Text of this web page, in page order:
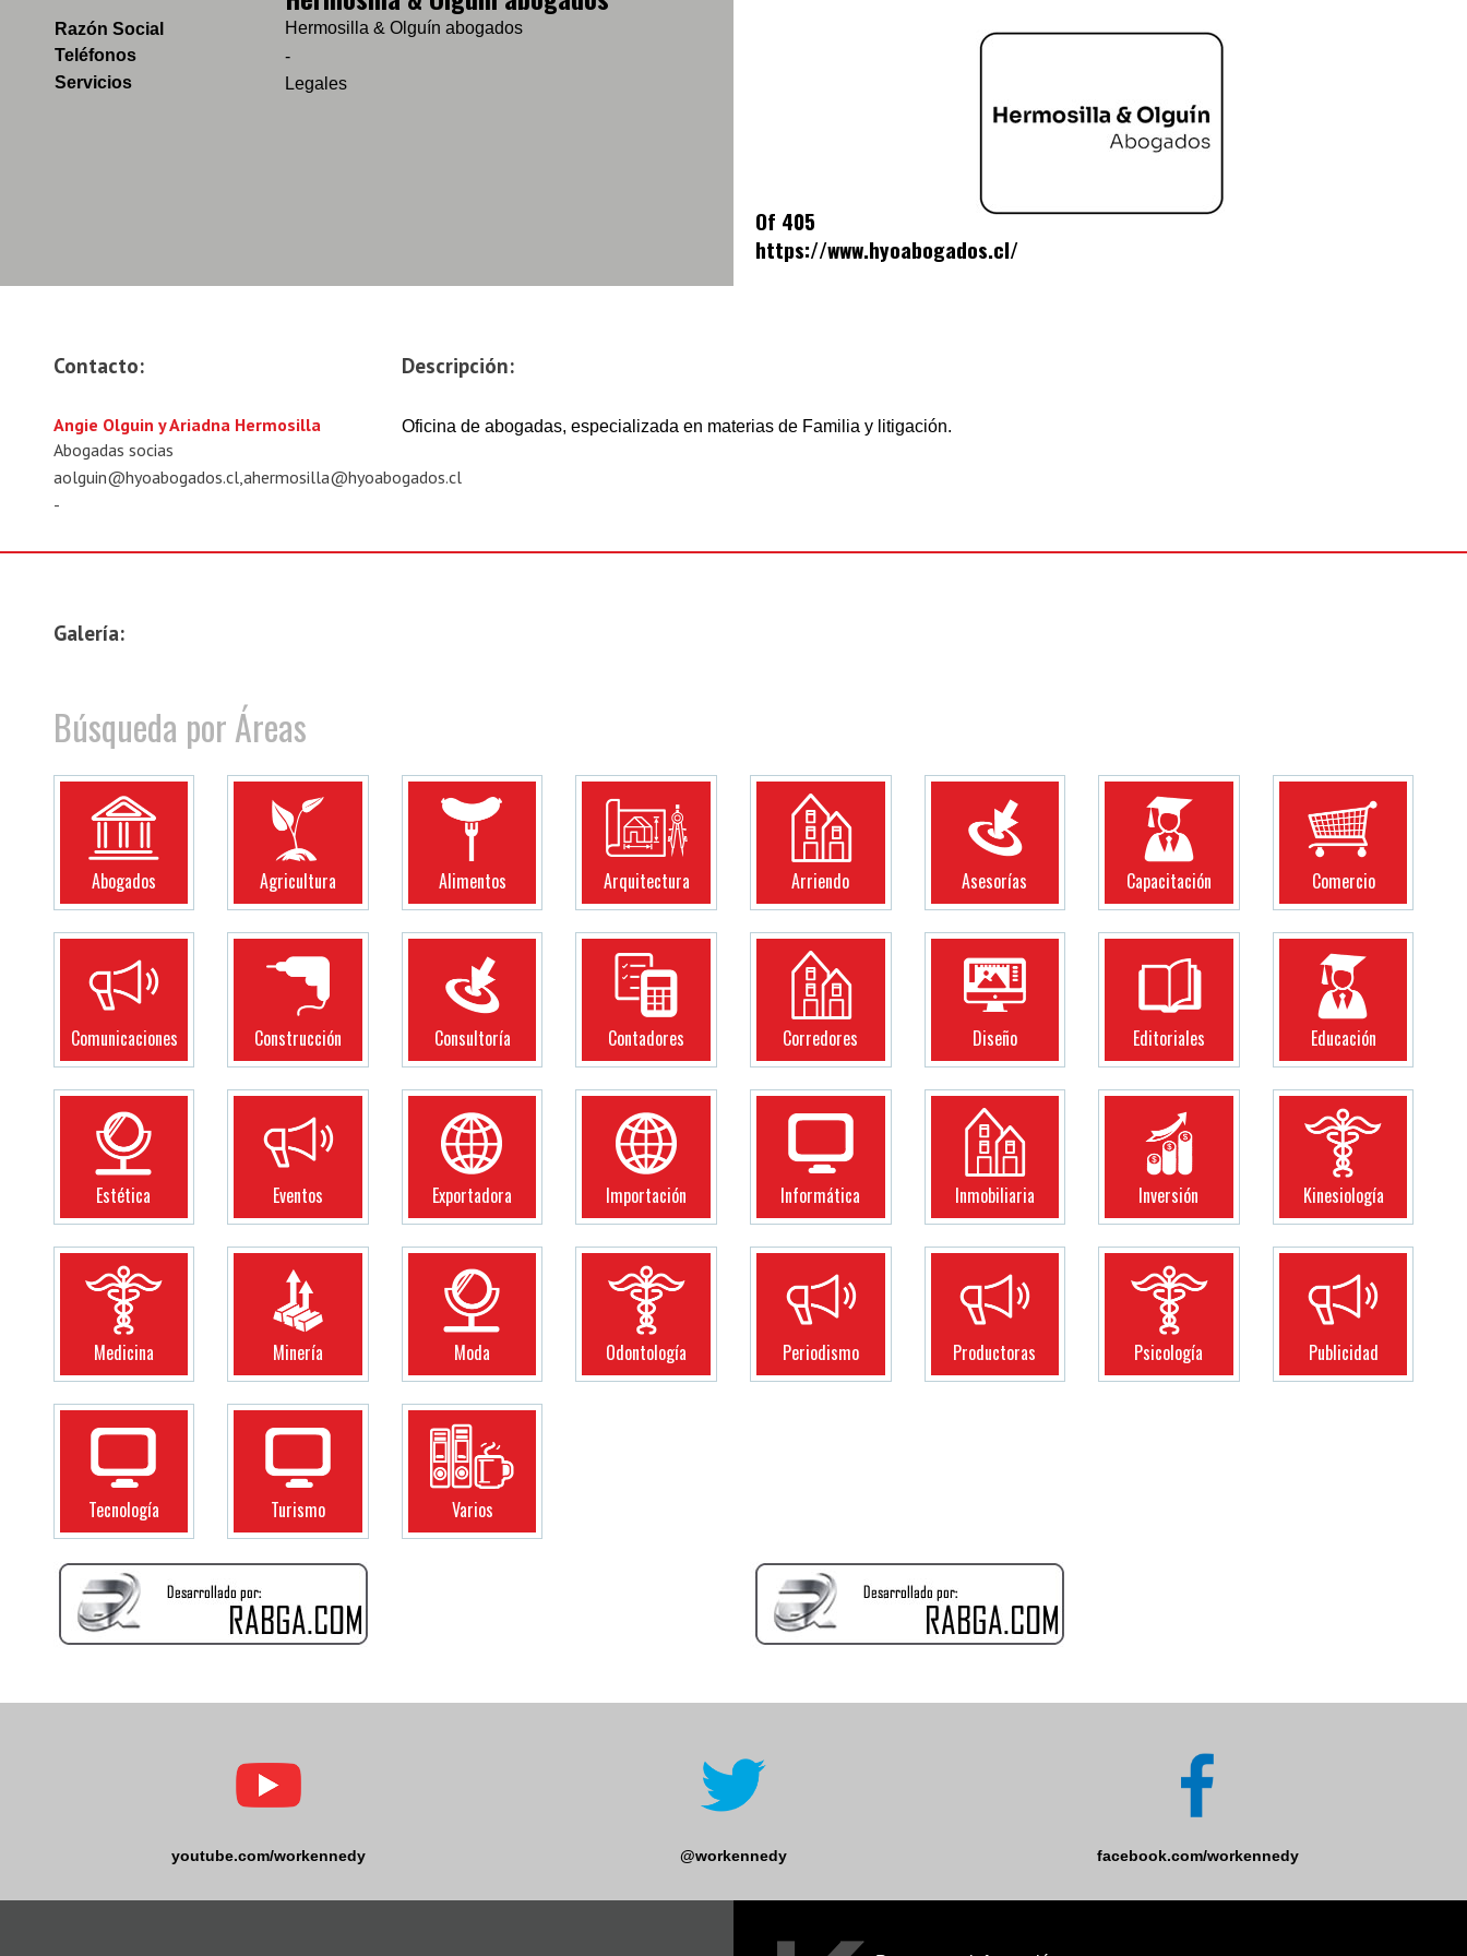
Razón Social
Hermosilla & Olguín abogados
Teléfonos
-
Servicios
Legales
Of 405
https://www.hyoabogados.cl/
Contacto:
Angie Olguin y Ariadna Hermosilla
Abogadas socias
aolguin@hyoabogados.cl,ahermosilla@hyoabogados.cl
-
Descripción:
Oficina de abogadas, especializada en materias de Familia y litigación.
Galería:
Búsqueda por Áreas
Abogados Agricultura Alimentos Arquitectura Arriendo Asesorías Capacitación Comercio
Comunicaciones Construcción Consultoría Contadores Corredores Diseño Editoriales Educación
Estética Eventos Exportadora Importación Informática Inmobiliaria Inversión Kinesiología
Medicina Minería Moda Odontología Periodismo Productoras Psicología Publicidad
Tecnología Turismo Varios
youtube.com/workennedy @workennedy facebook.com/workennedy